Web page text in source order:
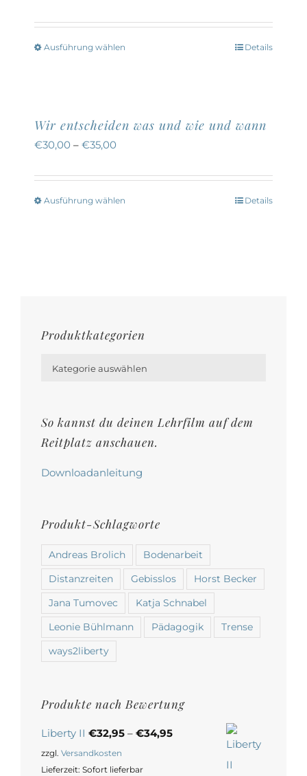
Ausführung wählen
Varianten
Die
Details
Wir entscheiden was und wie und wann
€30,00 – €35,00
Ausführung wählen
können
Produktseite
gewählt
werden
Details
Produktkategorien
Kategorie auswählen
So kannst du deinen Lehrfilm auf dem
Reitplatz anschauen.
Downloadanleitung
Produkt-Schlagworte
Andreas Brolich Bodenarbeit
Distanzreiten Gebisslos Horst Becker
Jana Tumovec Katja Schnabel
Leonie Bühlmann Pädagogik Trense
ways2liberty
Produkte nach Bewertung
Liberty II €32,95 – €34,95
zzgl. Versandkosten
Lieferzeit: Sofort lieferbar